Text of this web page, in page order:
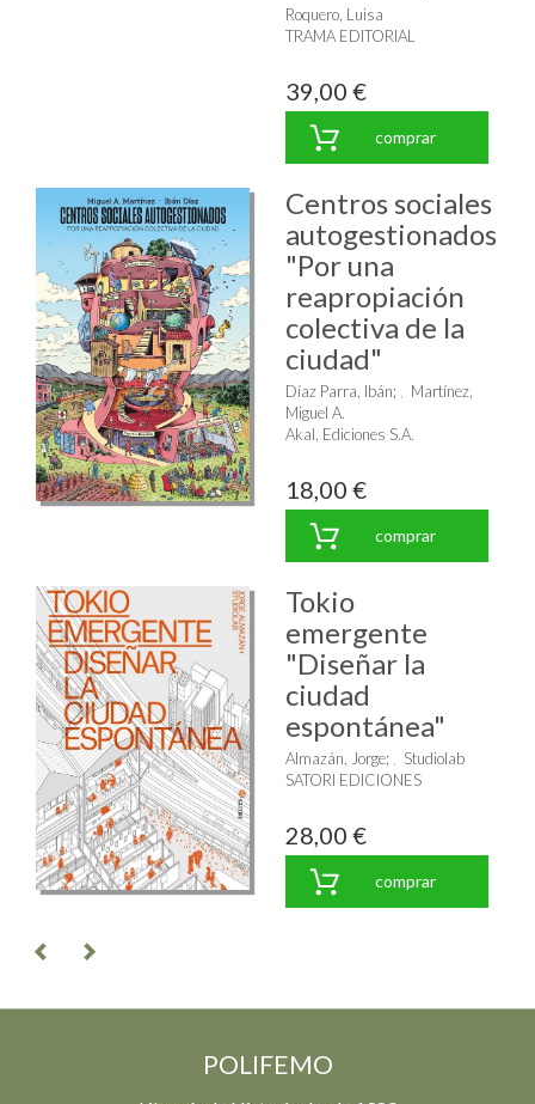
Roquero, Luisa
TRAMA EDITORIAL
39,00 €
comprar
Centros sociales
autogestionados
"Por una
reapropiación
colectiva de la
ciudad"
Díaz Parra, Ibán;
Martínez,
Miguel A.
Akal, Ediciones S.A.
18,00 €
comprar
Tokio
emergente
"Diseñar la
ciudad
espontánea"
Almazán, Jorge;
Studiolab
SATORI EDICIONES
28,00 €
comprar
POLIFEMO